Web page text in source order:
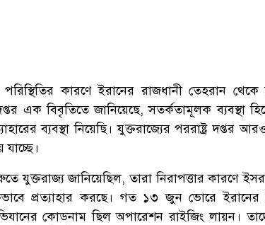
পরিস্থিতির কারণে ইরানের রাজধানী তেহরান
দপ্তর এক বিবৃতিতে জানিয়েছে, সতর্কতামূলক ব্যবস্থা
ব্যবস্থা নিয়েছি। যুক্তরাজ্যের পররাষ্ট্র দপ্তর
যুক্তরাজ্য জানিয়েছিল, তারা নিরাপত্তার কারণে
প্রত্যাহার করছে। গত ১৩ জুন ভোরে
কোডনাম ছিল অপারেশন রাইজিং লায়ন।